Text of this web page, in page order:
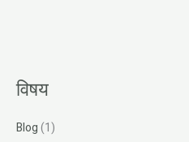
विषय
Blog(1)